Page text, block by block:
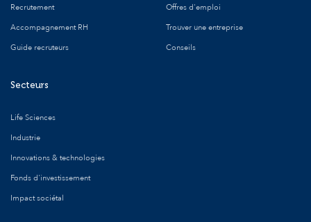
Recrutement
Accompagnement RH
Guide recruteurs
Secteurs
Life Sciences
Industrie
Innovations & technologies
Fonds d'investissement
Impact sociétal
Offres d'emploi
Trouver une entreprise
Conseils